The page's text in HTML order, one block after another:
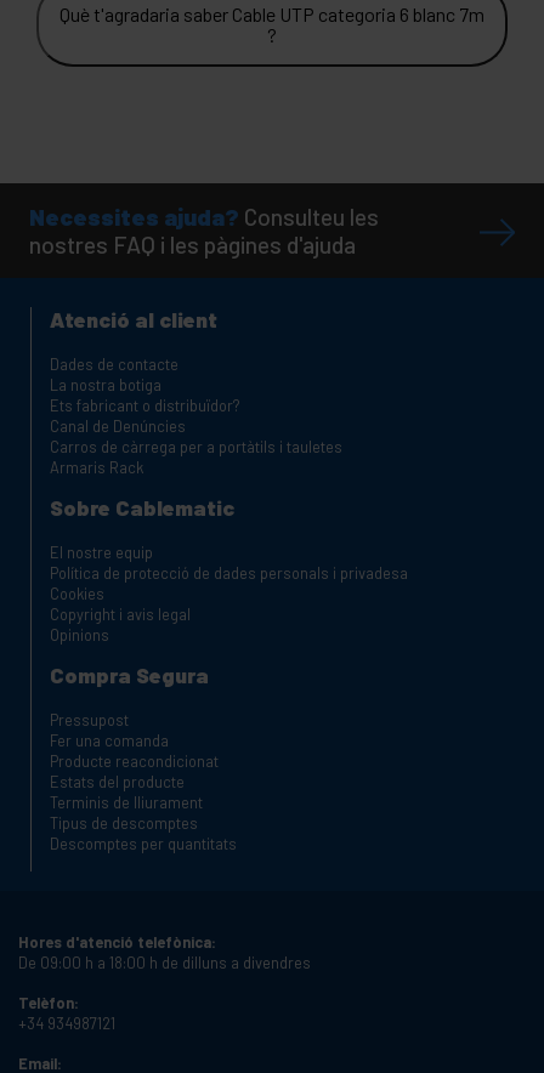
Què t'agradaria saber Cable UTP categoria 6 blanc 7m
?
Necessites ajuda? Consulteu les
nostres FAQ i les pàgines d'ajuda
Atenció al client
Dades de contacte
La nostra botiga
Ets fabricant o distribuïdor?
Canal de Denúncies
Carros de càrrega per a portàtils i tauletes
Armaris Rack
Sobre Cablematic
El nostre equip
Política de protecció de dades personals i privadesa
Cookies
Copyright i avis legal
Opinions
Compra Segura
Pressupost
Fer una comanda
Producte reacondicionat
Estats del producte
Terminis de lliurament
Tipus de descomptes
Descomptes per quantitats
Hores d'atenció telefònica:
De 09:00 h a 18:00 h de dilluns a divendres
Telèfon:
+34 934987121
Email: